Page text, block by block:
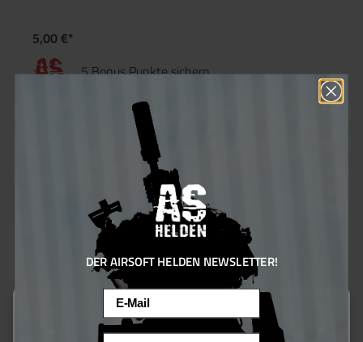
5,00 €*
5 Bonus Punkte sichern
Diese Website verwendet Cookies, um eine bestmögliche Erfahrung
bieten zu können.Mehr Informationen ...
DER AIRSOFT HELDEN NEWSLETTER!